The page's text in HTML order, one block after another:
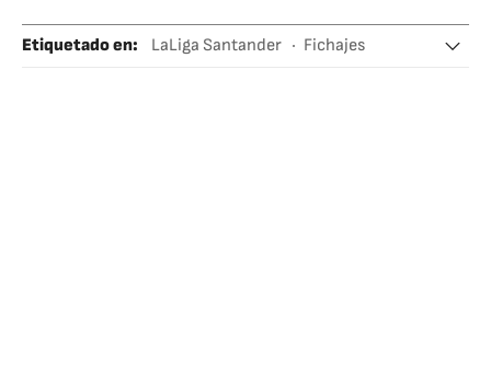
Etiquetado en: LaLiga Santander
Fichajes